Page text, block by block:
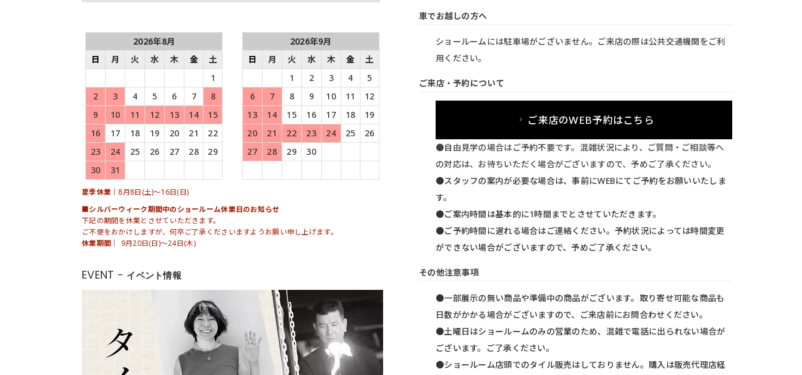
車でお越しの方へ
ショールームには駐車場がございません。ご来店の際は公共交通機関をご利
用ください。
ご来店・予約について
ご来店のWEB予約はこちら
●自由見学の場合はご予約不要です。混雑状況により、ご質問・ご相談等へ
の対応は、お待ちいただく場合がございますので、予めご了承ください。
●スタッフの案内が必要な場合は、事前にWEBにてご予約をお願いいたしま
す。
●ご案内時間は基本的に1時間までとさせていただきます。
●ご予約時間に遅れる場合はご連絡ください。予約状況によっては時間変更
ができない場合がございますので、予めご了承ください。
その他注意事項
●一部展示の無い商品や準備中の商品がございます。取り寄せ可能な商品も
日数がかかる場合がございますので、ご来店前にお問合わせください。
●土曜日はショールームのみの営業のため、混雑で電話に出られない場合が
ございます。ご了承ください。
●ショールーム店頭でのタイル販売はしておりません。購入は販売代理店経
2026年8月
日
月 火 水 木 金
土
1
2
3 4 5 6 7
8
9
10 11 12 13 14
15
16
17 18 19 20 21
22
23
24 25 26 27 28
29
30
31
2026年9月
日
月 火 水 木 金
土
1
2 3 4
5
6
7 8 9 10 11
12
13
14 15 16 17 18
19
20
21 22 23 24 25
26
27
28 29 30
夏季休業｜ 8月8日(土)～16日(日)
■シルバーウィーク期間中のショールーム休業日のお知らせ
下記の期間を休業とさせていただきます。
ご不便をおかけしますが、何卒ご了承くださいますようお願い申し上げます。
休業期間｜
9月20日(日)～24日(木)
EVENT - イベント情報